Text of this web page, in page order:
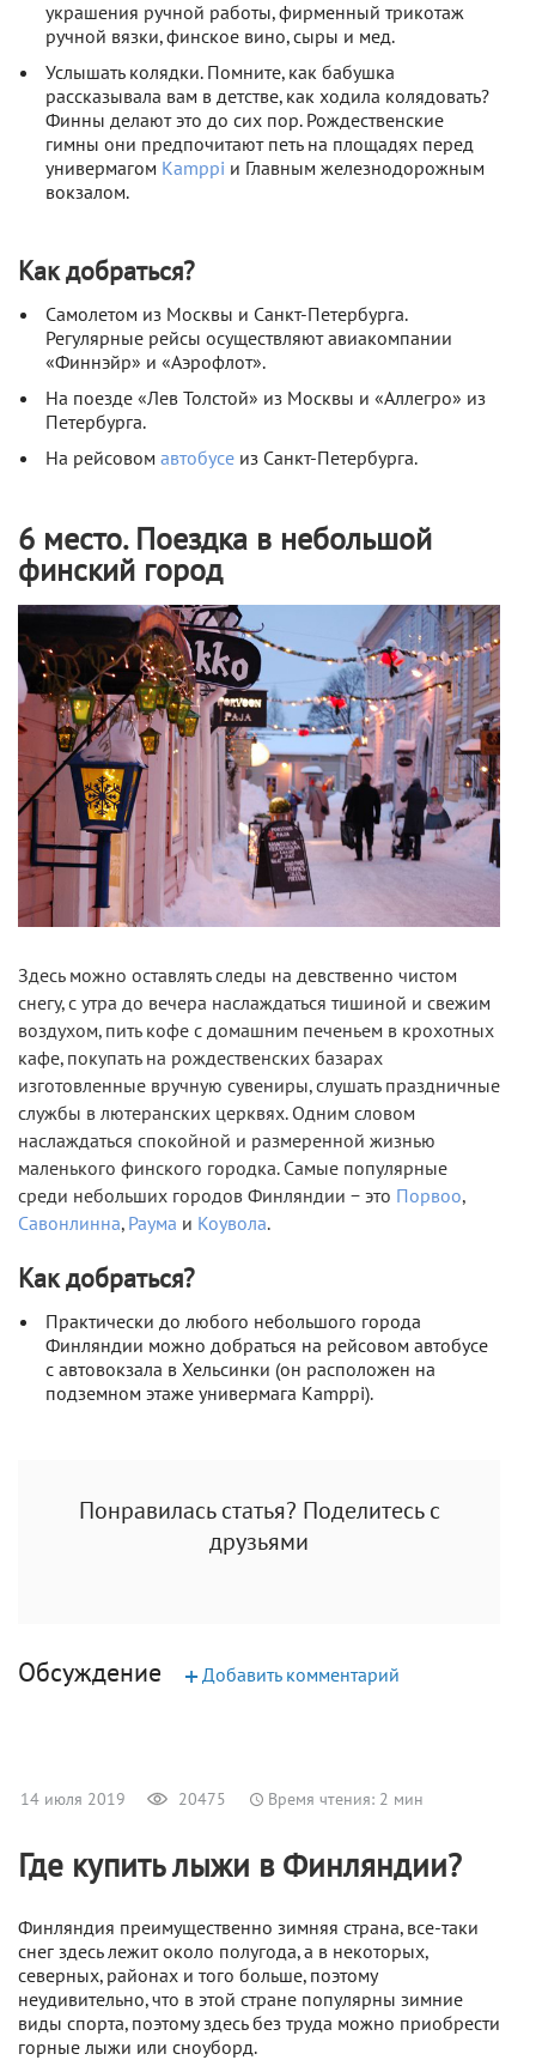
украшения ручной работы, фирменный трикотаж
ручной вязки, финское вино, сыры и мед.
Услышать колядки. Помните, как бабушка
рассказывала вам в детстве, как ходила колядовать?
Финны делают это до сих пор. Рождественские
гимны они предпочитают петь на площадях перед
универмагом Kamppi и Главным железнодорожным
вокзалом.
Как добраться?
Самолетом из Москвы и Санкт-Петербурга.
Регулярные рейсы осуществляют авиакомпании
«Финнэйр» и «Аэрофлот».
На поезде «Лев Толстой» из Москвы и «Аллегро» из
Петербурга.
На рейсовом автобусе из Санкт-Петербурга.
6 место. Поездка в небольшой
финский город
Здесь можно оставлять следы на девственно чистом
снегу, с утра до вечера наслаждаться тишиной и свежим
воздухом, пить кофе с домашним печеньем в крохотных
кафе, покупать на рождественских базарах
изготовленные вручную сувениры, слушать праздничные
службы в лютеранских церквях. Одним словом
наслаждаться спокойной и размеренной жизнью
маленького финского городка. Самые популярные
среди небольших городов Финляндии − это Порвоо,
Савонлинна, Раума и Коувола.
Как добраться?
Практически до любого небольшого города
Финляндии можно добраться на рейсовом автобусе
с автовокзала в Хельсинки (он расположен на
подземном этаже универмага Kamppi).
Понравилась статья? Поделитесь с
друзьями
Обсуждение + Добавить комментарий
14 июля 2019 20475 Время чтения: 2 мин
Где купить лыжи в Финляндии?
Финляндия преимущественно зимняя страна, все-таки
снег здесь лежит около полугода, а в некоторых,
северных, районах и того больше, поэтому
неудивительно, что в этой стране популярны зимние
виды спорта, поэтому здесь без труда можно приобрести
горные лыжи или сноуборд.